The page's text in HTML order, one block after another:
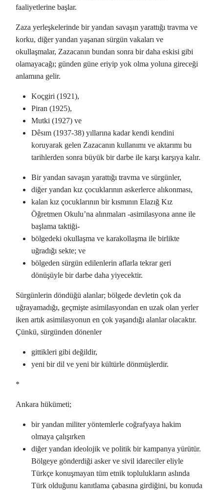
faaliyetlerine başlar.
Zaza yerleşkelerinde bir yandan savaşın yarattığı travma ve
korku, diğer yandan yaşanan sürgün vakaları ve
okullaşmalar, Zazacanın bundan sonra bir daha eskisi gibi
olamayacağı; günden güne eriyip yok olma yoluna gireceği
anlamına gelir.
Koçgiri (1921),
Piran (1925),
Mutki (1927) ve
Dêsım (1937-38) yıllarına kadar kendi kendini
koruyarak gelen Zazacanın kullanımı ve aktarımı bu
tarihlerden sonra büyük bir darbe ile karşı karşıya kalır.
Bir yandan savaşın yarattığı travma ve sürgünler,
diğer yandan kız çocuklarının askerlerce alıkonması,
kalan kız çocuklarının bir kısmının Elazığ Kız
Öğretmen Okulu’na alınmaları -asimilasyona anne ile
başlama taktiği-
bölgedeki okullaşma ve karakollaşma ile birlikte
uğradığı sekte; ve
bölgeden sürgün edilenlerin aflarla tekrar geri
dönüşüyle bir darbe daha yiyecektir.
Sürgünlerin döndüğü alanlar; bölgede devletin çok da
uğrayamadığı, geçmişte asimilasyondan en uzak olan yerler
iken artık asimilasyonun en çok yaşandığı alanlar olacaktır.
Çünkü, sürgünden dönenler
gittikleri gibi değildir,
yeni bir dil ve yeni bir kültürle dönmüşlerdir.
*
Ankara hükümeti;
bir yandan militer yöntemlerle coğrafyaya hakim
olmaya çalışırken
diğer yandan ideolojik ve politik bir kampanya yürütür.
Bölgeye gönderdiği asker ve sivil idareciler eliyle
Türkçe konuşmayan tüm etnik toplulukların aslında
Türk olduğunu kanıtlama çabasına girdiğini, bu konuda